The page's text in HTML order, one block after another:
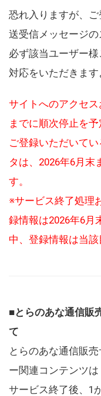
恐れ入りますが、ご
送受信メッセージ
必ず該当ユーザー
対応をいただきます
サイトへのアクセ
までに順次停止を予
ご登録いただいて
タは、2026年6月末
す。
※サービス終了処理
録情報は2026年6月
中、登録情報は当該
■とらのあな通信販
て
とらのあな通信販
ー関連コンテンツは
サービス終了後、1